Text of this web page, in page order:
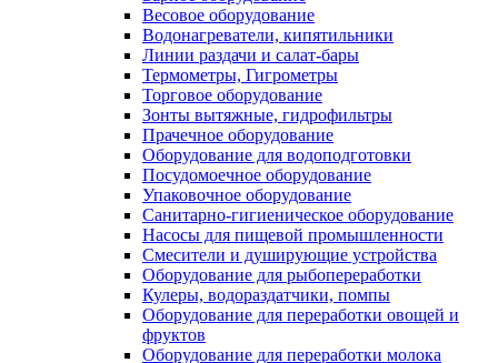
Весовое оборудование
Водонагреватели, кипятильники
Линии раздачи и салат-бары
Термометры, Гигрометры
Торговое оборудование
Зонты вытяжные, гидрофильтры
Прачечное оборудование
Оборудование для водоподготовки
Посудомоечное оборудование
Упаковочное оборудование
Санитарно-гигиеническое оборудование
Насосы для пищевой промышленности
Смесители и душирующие устройства
Оборудование для рыбопереработки
Кулеры, водораздатчики, помпы
Оборудование для переработки овощей и
фруктов
Оборудование для переработки молока